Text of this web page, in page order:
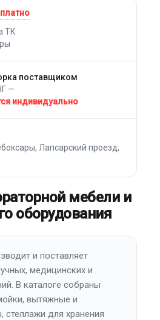
ТК
поставщиком
—
индивидуально
Лапсарский проезд,
мебели и
оборудования
и поставляет
медицинских и
В каталоге собраны
вытяжные и
для хранения